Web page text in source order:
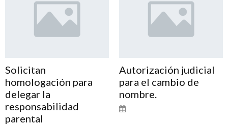
Solicitan
homologación para
delegar la
responsabilidad
parental
Autorización judicial
para el cambio de
nombre.